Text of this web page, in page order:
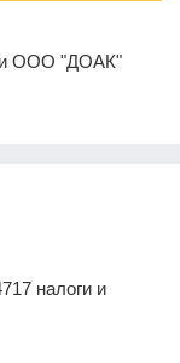
ООО "ДОАК"
налоги и